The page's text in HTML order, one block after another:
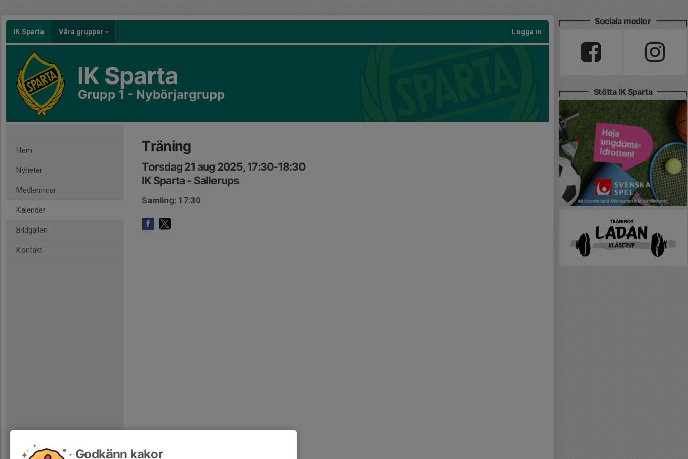
IK Sparta Våra grupper Logga in
IK Sparta
Grupp 1 - Nybörjargrupp
Hem
Nyheter
Medlemmar
Kalender
Bildgalleri
Kontakt
Träning
Torsdag 21 aug 2025, 17:30-18:30
IK Sparta - Sallerups
Samling: 17:30
Sociala medier
Stötta IK Sparta
Godkänn kakor